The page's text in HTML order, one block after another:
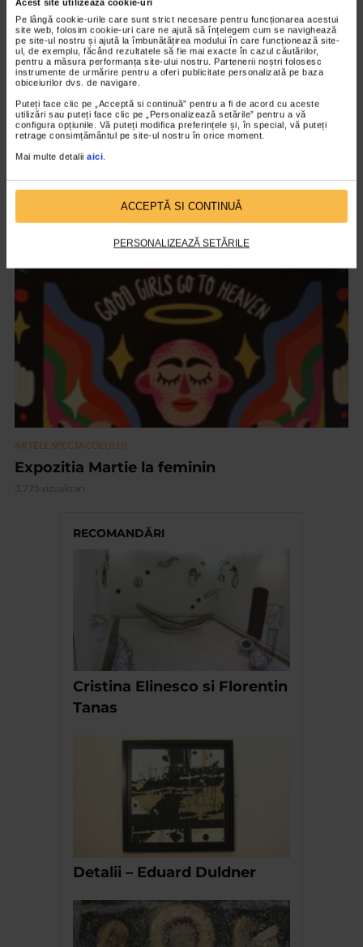
Acest site utilizează cookie-uri
Pe lângă cookie-urile care sunt strict necesare pentru funcționarea acestui
site web, folosim cookie-uri care ne ajută să înțelegem cum se navighează
pe site-ul nostru și ajută la îmbunătățirea modului în care funcționează site-
ul, de exemplu, făcând rezultatele să fie mai exacte în cazul căutărilor,
pentru a măsura performanța site-ului nostru. Partenerii noștri folosesc
instrumente de urmărire pentru a oferi publicitate personalizată pe baza
obiceiurilor dvs. de navigare.
Puteți face clic pe „Acceptă si continuă” pentru a fi de acord cu aceste
utilizări sau puteți face clic pe „Personalizează setările” pentru a vă
configura opțiunile. Vă puteți modifica preferințele și, în special, vă puteți
retrage consimțământul pe site-ul nostru în orice moment.
Mai multe detalii aici
ACCEPTĂ SI CONTINUĂ
PERSONALIZEAZĂ SETĂRILE
PREMIERA FILMULUI DARUL ARIPILOR
ARTELE SPECTACOLULUI
Expozitia Martie la feminin
3.775 vizualizari
RECOMANDĂRI
Cristina Elinesco si Florentin
Tanas
Detalii – Eduard Duldner